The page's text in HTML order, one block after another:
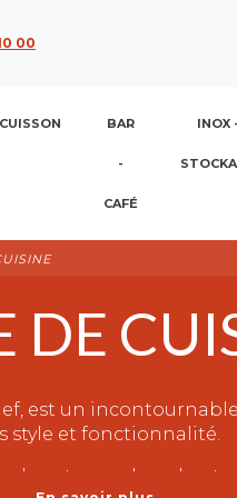
00
CUISSON BAR
-
CAFÉ
INOX -
DE
est un
style et fonctionnalité.
coton ou le